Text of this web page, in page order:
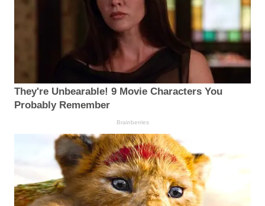
They're Unbearable! 9 Movie Characters You
Probably Remember
Brainberries